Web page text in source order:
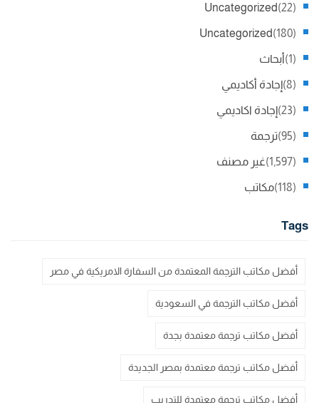
Uncategorized (22)
Uncategorized (180)
أبحاث (1)
إجادة أكاديمي (8)
إجادة اكاديمي (23)
ترجمة (95)
غير مصنف (1,597)
مكاتب (118)
Tags
أفضل مكاتب الترجمة المعتمدة من السفارة الامريكية في مصر
أفضل مكاتب الترجمة في السعودية
أفضل مكاتب ترجمة معتمدة بجدة
أفضل مكاتب ترجمة معتمدة بمصر الجديدة
أفضل مكاتب ترجمة معتمدة للتدريب